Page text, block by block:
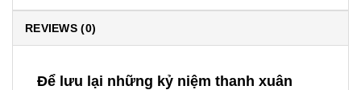
REVIEWS (0)
Để lưu lại những kỷ niệm thanh xuân